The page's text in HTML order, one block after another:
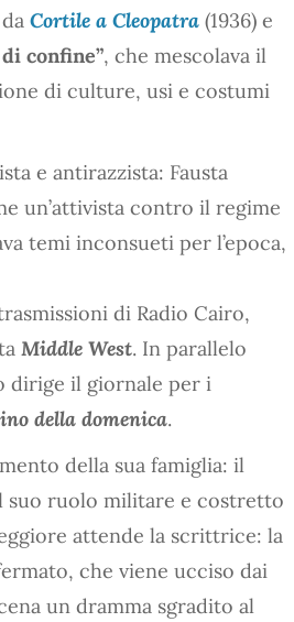
Cortile a Cleopatra (1936) e
confine”, che mescolava il
di culture, usi e costumi
e antirazzista: Fausta
un’attivista contro il regime
temi inconsueti per l’epoca,
di Radio Cairo,
Middle West. In parallelo
dirige il giornale per i
della domenica.
della sua famiglia: il
suo ruolo militare e costretto
attende la scrittrice: la
che viene ucciso dai
un dramma sgradito al